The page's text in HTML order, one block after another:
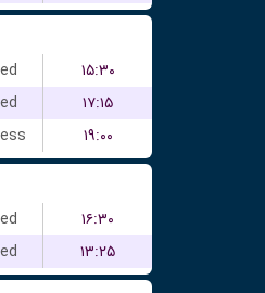
۱۵:۳۰
۱۷:۱۵
۱۹:۰۰
۱۶:۳۰
۱۳:۲۵